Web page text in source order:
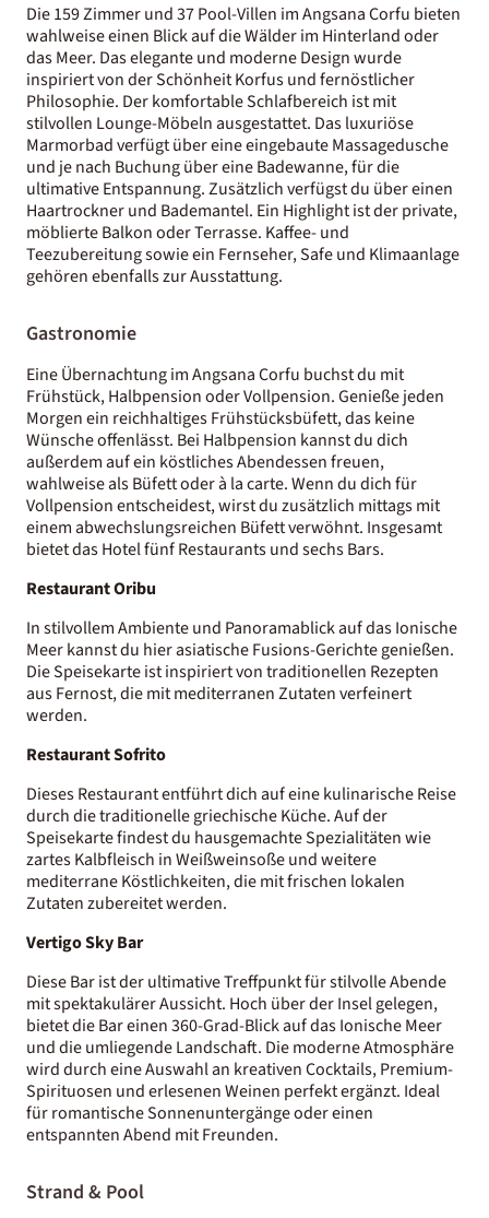
Die 159 Zimmer und 37 Pool-Villen im Angsana Corfu bieten
wahlweise einen Blick auf die Wälder im Hinterland oder
das Meer. Das elegante und moderne Design wurde
inspiriert von der Schönheit Korfus und fernöstlicher
Philosophie. Der komfortable Schlafbereich ist mit
stilvollen Lounge-Möbeln ausgestattet. Das luxuriöse
Marmorbad verfügt über eine eingebaute Massagedusche
und je nach Buchung über eine Badewanne, für die
ultimative Entspannung. Zusätzlich verfügst du über einen
Haartrockner und Bademantel. Ein Highlight ist der private,
möblierte Balkon oder Terrasse. Kaffee- und
Teezubereitung sowie ein Fernseher, Safe und Klimaanlage
gehören ebenfalls zur Ausstattung.
Gastronomie
Eine Übernachtung im Angsana Corfu buchst du mit
Frühstück, Halbpension oder Vollpension. Genieße jeden
Morgen ein reichhaltiges Frühstücksbüfett, das keine
Wünsche offenlässt. Bei Halbpension kannst du dich
außerdem auf ein köstliches Abendessen freuen,
wahlweise als Büfett oder à la carte. Wenn du dich für
Vollpension entscheidest, wirst du zusätzlich mittags mit
einem abwechslungsreichen Büfett verwöhnt. Insgesamt
bietet das Hotel fünf Restaurants und sechs Bars.
Restaurant Oribu
In stilvollem Ambiente und Panoramablick auf das Ionische
Meer kannst du hier asiatische Fusions-Gerichte genießen.
Die Speisekarte ist inspiriert von traditionellen Rezepten
aus Fernost, die mit mediterranen Zutaten verfeinert
werden.
Restaurant Sofrito
Dieses Restaurant entführt dich auf eine kulinarische Reise
durch die traditionelle griechische Küche. Auf der
Speisekarte findest du hausgemachte Spezialitäten wie
zartes Kalbfleisch in Weißweinsoße und weitere
mediterrane Köstlichkeiten, die mit frischen lokalen
Zutaten zubereitet werden.
Vertigo Sky Bar
Diese Bar ist der ultimative Treffpunkt für stilvolle Abende
mit spektakulärer Aussicht. Hoch über der Insel gelegen,
bietet die Bar einen 360-Grad-Blick auf das Ionische Meer
und die umliegende Landschaft. Die moderne Atmosphäre
wird durch eine Auswahl an kreativen Cocktails, Premium-
Spirituosen und erlesenen Weinen perfekt ergänzt. Ideal
für romantische Sonnenuntergänge oder einen
entspannten Abend mit Freunden.
Strand & Pool